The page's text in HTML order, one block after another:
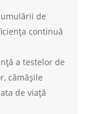
de
continuă
a testelor de
cămășile
de viață